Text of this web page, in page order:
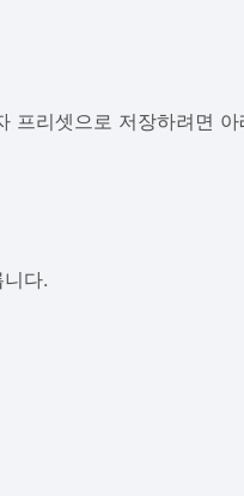
프리셋으로 저장하려면
다.